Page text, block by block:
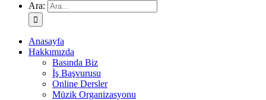
Ara:
Anasayfa
Hakkımızda
Basında Biz
İş Başvurusu
Online Dersler
Müzik Organizasyonu